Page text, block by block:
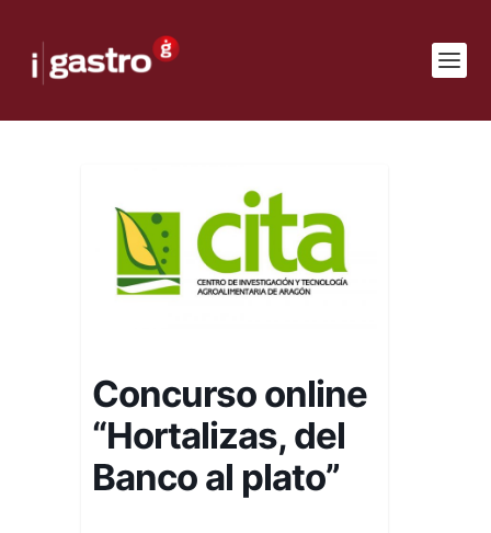
Concurso online
“Hortalizas, del
Banco al plato”